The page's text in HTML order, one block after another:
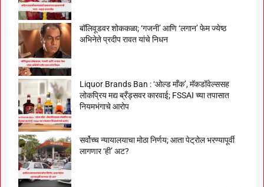
बॉलिवूडवर शोककळा; ‘गजनी’ आणि ‘लगान’ फेम ज्येष्ठ
अभिनेते प्रदीप रावत यांचे निधन
Liquor Brands Ban : ‘ओल्ड मॉंक’, मॅकडॉवेल्ससह
लोकप्रिय मद्य ब्रँड्सवर कारवाई; FSSAI च्या तपासात
नियमभंगाचे आरोप
सर्वोच्च न्यायालयाचा मोठा निर्णय; आता पेट्रोल भरण्यापूर्वी
लागणार ‘ही’ अट?